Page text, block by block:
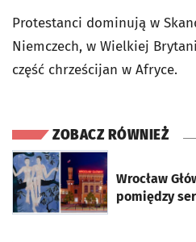
Protestanci dominują w
Niemczech, w Wielkiej
część chrześcijan w Afryce.
ZOBACZ RÓWNIEŻ
Wrocław
pomiędzy
otworzy się w nowej karcie